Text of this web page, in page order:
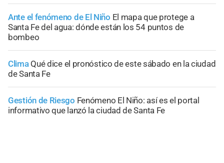
Ante el fenómeno de El Niño El mapa que protege a
Santa Fe del agua: dónde están los 54 puntos de
bombeo
Clima Qué dice el pronóstico de este sábado en la ciudad
de Santa Fe
Gestión de Riesgo Fenómeno El Niño: así es el portal
informativo que lanzó la ciudad de Santa Fe